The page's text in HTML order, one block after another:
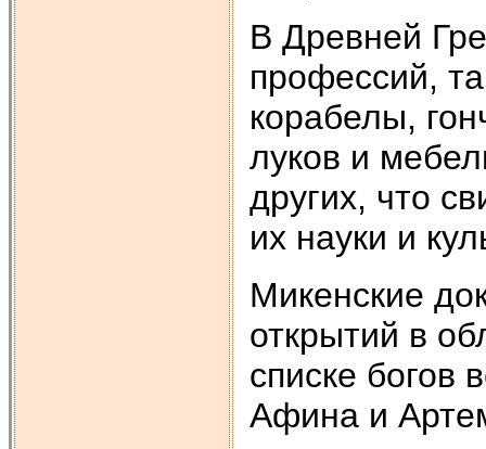
В Древней
профессий,
корабелы,
луков и
других, что
их науки и
Микенские
открытий в
списке богов
Афина и